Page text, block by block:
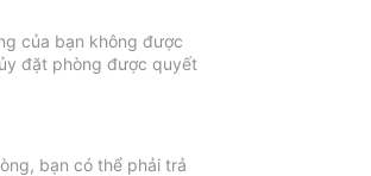
của bạn không được
đặt phòng được quyết
bạn có thể phải trả